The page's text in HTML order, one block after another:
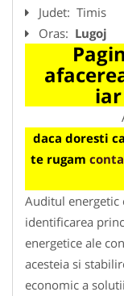
Judet: Timis
Oras: Lugoj
daca doresti
te rugam
Auditul energetic
identificarea
energetice ale
acesteia si
economic a